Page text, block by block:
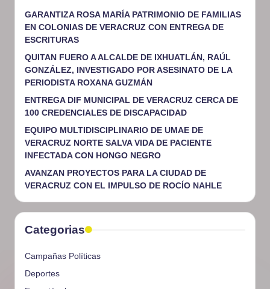
GARANTIZA ROSA MARÍA PATRIMONIO DE FAMILIAS
EN COLONIAS DE VERACRUZ CON ENTREGA DE
ESCRITURAS
QUITAN FUERO A ALCALDE DE IXHUATLÁN, RAÚL
GONZÁLEZ, INVESTIGADO POR ASESINATO DE LA
PERIODISTA ROXANA GUZMÁN
ENTREGA DIF MUNICIPAL DE VERACRUZ CERCA DE
100 CREDENCIALES DE DISCAPACIDAD
EQUIPO MULTIDISCIPLINARIO DE UMAE DE
VERACRUZ NORTE SALVA VIDA DE PACIENTE
INFECTADA CON HONGO NEGRO
AVANZAN PROYECTOS PARA LA CIUDAD DE
VERACRUZ CON EL IMPULSO DE ROCÍO NAHLE
Categorias
Campañas Políticas
Deportes